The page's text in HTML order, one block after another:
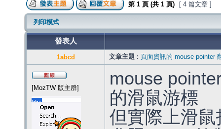
第 1 頁 (共 1 頁) [ 4 篇文章 ]
列印模式
發表人
1abcd 文章主題 : 頁面資訊的 mouse pointer
[MozTW 版主群]
mouse
的滑鼠游標
但實際上滑